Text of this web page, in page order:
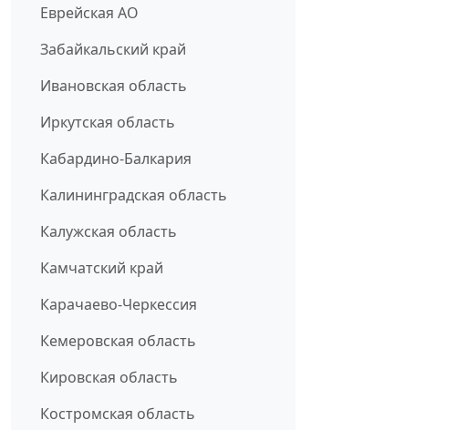
Еврейская АО
Забайкальский край
Ивановская область
Иркутская область
Кабардино-Балкария
Калининградская область
Калужская область
Камчатский край
Карачаево-Черкессия
Кемеровская область
Кировская область
Костромская область